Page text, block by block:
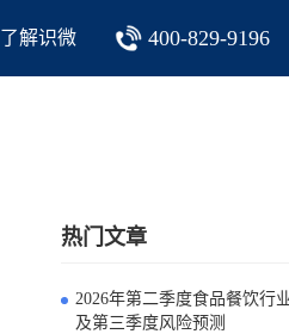
了解识微 400-829-9196
热门文章
2026年第二季度食品餐饮行
及第三季度风险预测